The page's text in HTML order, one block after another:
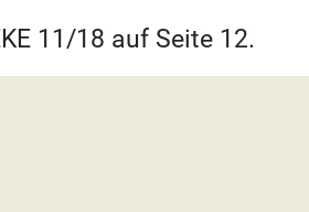
11/18 auf Seite 12.